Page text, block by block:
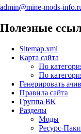
admin@mine-mods-
Полезные
Sitemap.xml
Карта сайта
По
По
Генерировать
Правила сайта
Группа ВК
Разделы
Моды
Ресурс-Паки